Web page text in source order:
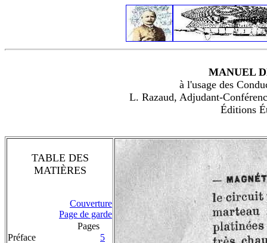
MANUEL
à l'usage des
L. Razaud, Adjudant-
Éditions
TABLE DES
MATIÈRES
Couverture
Page de garde
Pages
Préface 5